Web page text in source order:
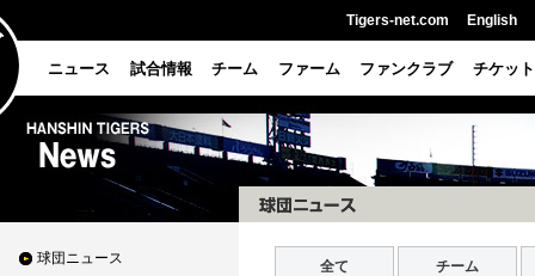
Tigers-net.com English
ニュース 試合情報 チーム ファーム ファンクラブ チケット
球団ニュース 全て チーム